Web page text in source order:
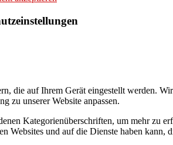
die auf Ihrem Gerät eingestellt werden.
zu unserer Website anpassen.
Kategorienüberschriften, um mehr zu
Websites und auf die Dienste haben kann,